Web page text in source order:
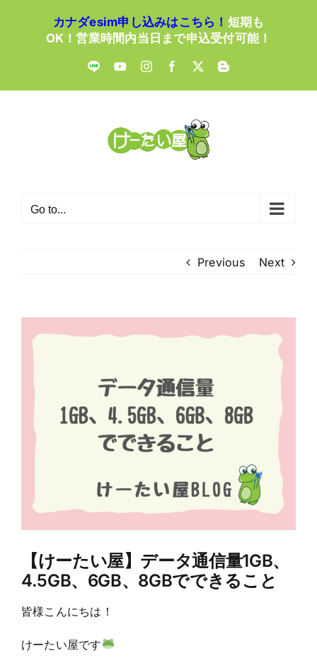
カナダesim申し込みはこちら！ 短期も
OK！営業時間内当日まで申込受付可能！
LINE YouTubeInstagramFacebook
X Blogger
Go to...
Previous Next
Larger
【けーたい屋】データ通信量1GB、
4.5GB、6GB、8GBでできること
皆様こんにちは！
けーたい屋です